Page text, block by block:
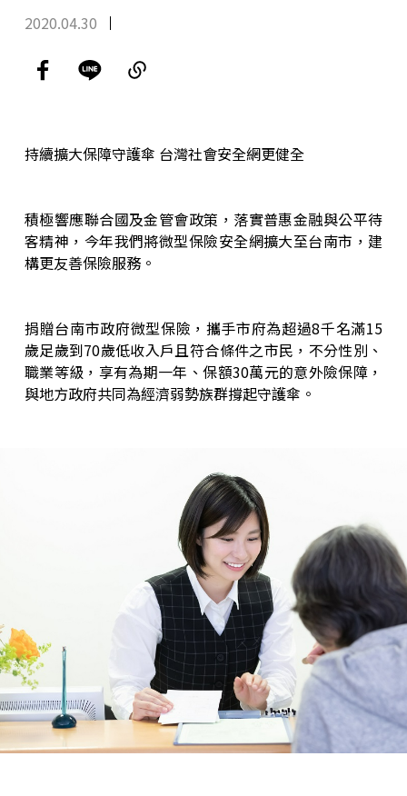
2020.04.30
持續擴大保障守護傘 台灣社會安全網更健全
積極響應聯合國及金管會政策，落實普惠金融與公平待
客精神，今年我們將微型保險安全網擴大至台南市，建
構更友善保險服務。
捐贈台南市政府微型保險，攜手市府為超過8千名滿15
歲足歲到70歲低收入戶且符合條件之市民，不分性別、
職業等級，享有為期一年、保額30萬元的意外險保障，
與地方政府共同為經濟弱勢族群撐起守護傘。